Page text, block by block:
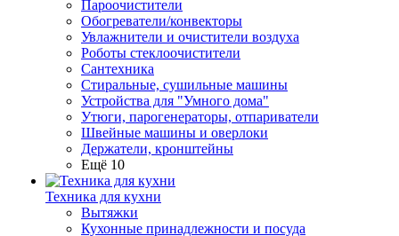
Пароочистители
Обогреватели/конвекторы
Увлажнители и очистители воздуха
Роботы стеклоочистители
Сантехника
Стиральные, сушильные машины
Устройства для "Умного дома"
Утюги, парогенераторы, отпариватели
Швейные машины и оверлоки
Держатели, кронштейны
Ещё 10
Техника для кухни
Вытяжки
Кухонные принадлежности и посуда